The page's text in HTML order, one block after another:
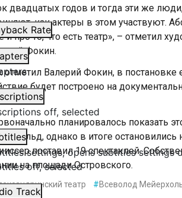
Rate
off, selected
settings, opens subtitles settings
off, selected
Track
двадцатых годов и тогда эти же
как актеры в этом участвуют.
и про то, что есть театр», – отметил
Фокин.
отметил Валерий Фокин, в
будет построено на
планировалось показать
однако в итоге
поставил 19 спектаклей.
на площади Островского.
театр #Всеволод